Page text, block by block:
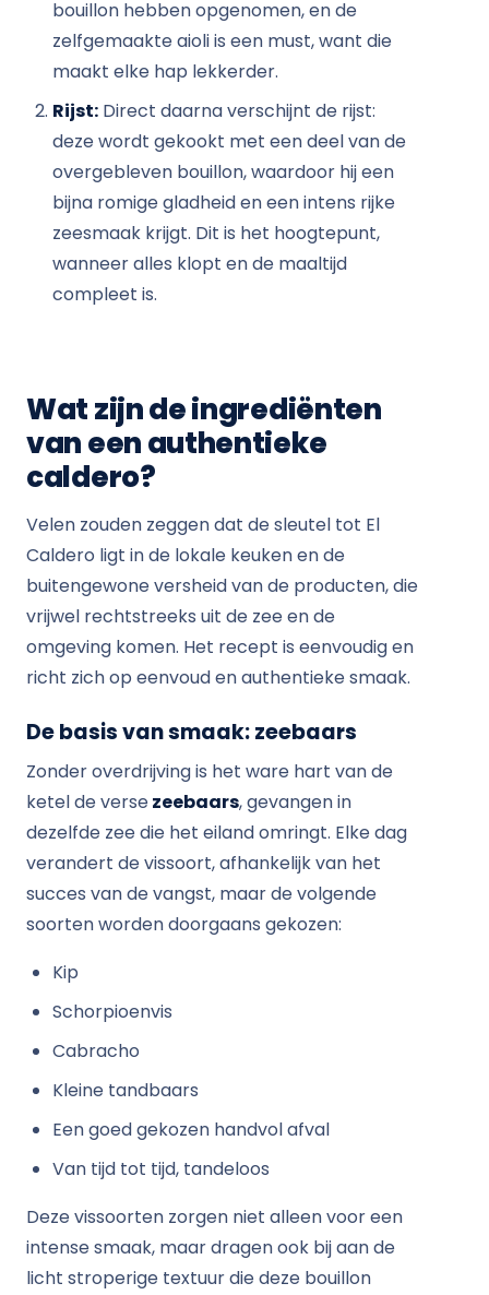
bouillon hebben opgenomen, en de
zelfgemaakte aioli is een must, want die
maakt elke hap lekkerder.
Rijst: Direct daarna verschijnt de rijst:
deze wordt gekookt met een deel van de
overgebleven bouillon, waardoor hij een
bijna romige gladheid en een intens rijke
zeesmaak krijgt. Dit is het hoogtepunt,
wanneer alles klopt en de maaltijd
compleet is.
Wat zijn de ingrediënten
van een authentieke
caldero?
Velen zouden zeggen dat de sleutel tot El
Caldero ligt in de lokale keuken en de
buitengewone versheid van de producten, die
vrijwel rechtstreeks uit de zee en de
omgeving komen. Het recept is eenvoudig en
richt zich op eenvoud en authentieke smaak.
De basis van smaak: zeebaars
Zonder overdrijving is het ware hart van de
ketel de versezeebaars, gevangen in
dezelfde zee die het eiland omringt. Elke dag
verandert de vissoort, afhankelijk van het
succes van de vangst, maar de volgende
soorten worden doorgaans gekozen:
Kip
Schorpioenvis
Cabracho
Kleine tandbaars
Een goed gekozen handvol afval
Van tijd tot tijd, tandeloos
Deze vissoorten zorgen niet alleen voor een
intense smaak, maar dragen ook bij aan de
licht stroperige textuur die deze bouillon